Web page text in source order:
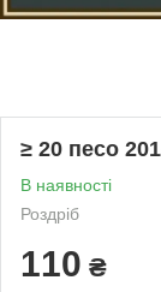
≥ 20 песо
В наявності
Роздріб
110 ₴